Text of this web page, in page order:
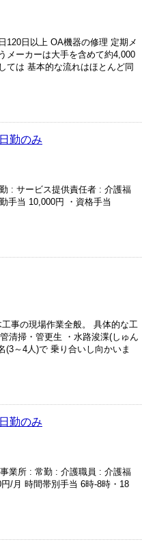
120日以上 OA機器の修理 定期メ
メーカーは大手を含めて約4,000
ては 基本的な流れはほとんど同
勤のみ
: サービス提供責任者 : 介護福
手当 10,000円 ・資格手当
事の現場作業全般。 具体的な工
清掃・管更生 ・水路浚渫(しゅん
～4人)で 乗り合いし向かいま
勤のみ
業所 : 常勤 : 介護職員 : 介護福
/月 時間帯別手当 6時-8時・18